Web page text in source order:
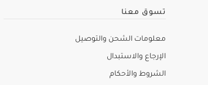
تسوق معنا
معلومات الشحن والتوصيل
الإرجاع والاستبدال
الشروط والأحكام